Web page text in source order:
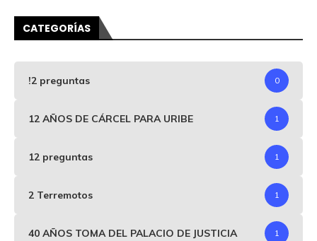
CATEGORÍAS
!2 preguntas 0
12 AÑOS DE CÁRCEL PARA URIBE 1
12 preguntas 1
2 Terremotos 1
40 AÑOS TOMA DEL PALACIO DE JUSTICIA 1